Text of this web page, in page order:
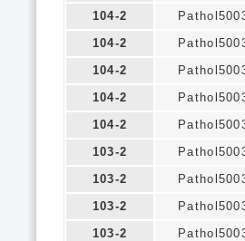
104-2
104-2
104-2
104-2
104-2
103-2
103-2
103-2
103-2